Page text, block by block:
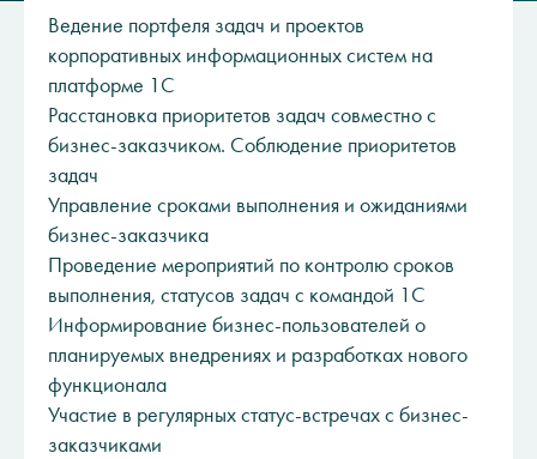
Ведение портфеля задач и проектов
корпоративных информационных систем на
платформе 1С
Расстановка приоритетов задач совместно с
бизнес-заказчиком. Соблюдение приоритетов
задач
Управление сроками выполнения и ожиданиями
бизнес-заказчика
Проведение мероприятий по контролю сроков
выполнения, статусов задач с командой 1С
Информирование бизнес-пользователей о
планируемых внедрениях и разработках нового
функционала
Участие в регулярных статус-встречах с бизнес-
заказчиками